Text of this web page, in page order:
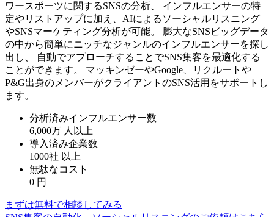
ワースポーツに関するSNSの分析、 インフルエンサーの特
定やリストアップに加え、AIによるソーシャルリスニング
やSNSマーケティング分析が可能。 膨大なSNSビッグデータ
の中から簡単にニッチなジャンルのインフルエンサーを探し
出し、 自動でアプローチすることでSNS集客を最適化する
ことができます。 マッキンゼーやGoogle、リクルートや
P&G出身のメンバーがクライアントのSNS活用をサポートし
ます。
分析済みインフルエンサー数
6,000万 人以上
導入済み企業数
1000社 以上
無駄なコスト
0 円
まずは無料で相談してみる